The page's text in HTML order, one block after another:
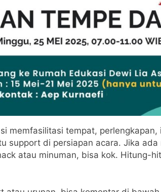
memfasilitasi tempat,
support di persiapan acara. Jika
atau minuman, bisa kok. Hitung-